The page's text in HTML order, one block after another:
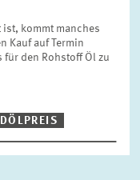
kommt manches
Kauf auf Termin
den Rohstoff Öl zu